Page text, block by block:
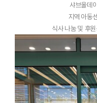
샤브올데
지역 아동
식사 나눔 및 후